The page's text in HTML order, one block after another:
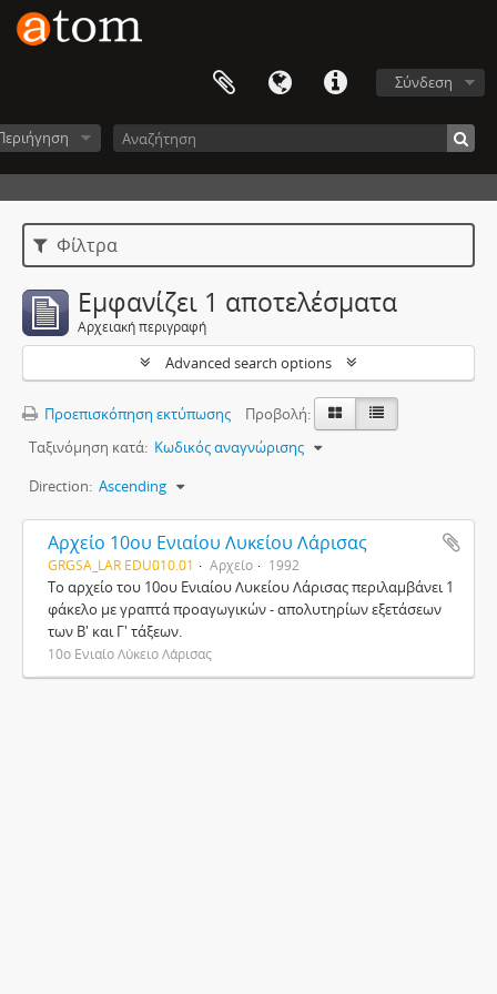
Σύνδεση
Φίλτρα
Εμφανίζει 1 αποτελέσματα
Αρχειακή περιγραφή
Advanced search options
Προεπισκόπηση εκτύπωσης
Προβολή:
Ταξινόμηση κατά: Κωδικός αναγνώρισης
Direction: Ascending
Αρχείο 10ου Ενιαίου Λυκείου Λάρισας
GRGSA_LAR EDU010.01 Αρχείο 1992
Το αρχείο του 10ου Ενιαίου Λυκείου Λάρισας περιλαμβάνει 1
φάκελο με γραπτά προαγωγικών - απολυτηρίων εξετάσεων
των Β' και Γ' τάξεων.
10ο Ενιαίο Λύκειο Λάρισας